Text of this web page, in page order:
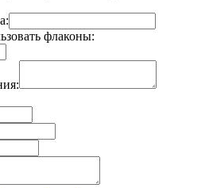
флаконы: